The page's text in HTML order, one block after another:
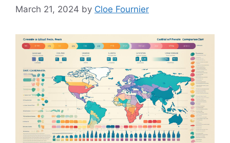
March 21, 2024 by Cloe Fournier